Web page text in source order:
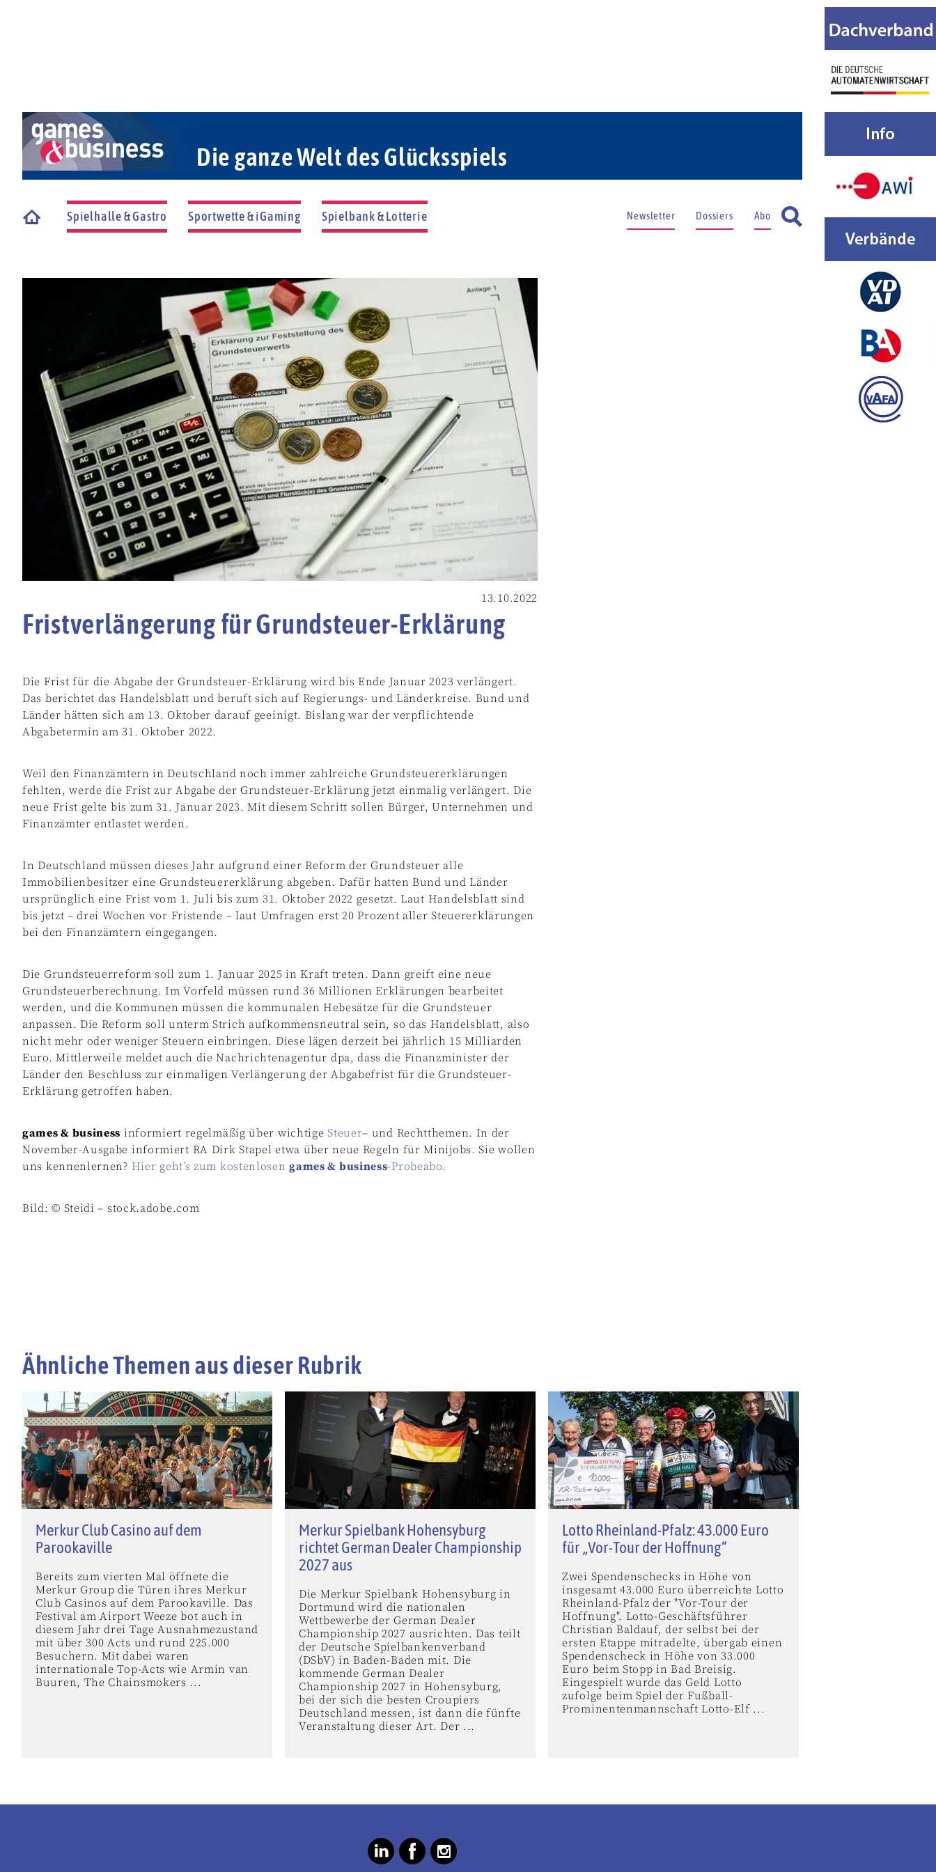
Die ganze Welt des Glücksspiels
Spielhalle & Gastro Sportwette & iGaming Spielbank & Lotterie Newsletter Dossiers Abo
13.10.2022
Fristverlängerung für Grundsteuer-Erklärung
Die Frist für die Abgabe der Grundsteuer-Erklärung wird bis Ende Januar 2023 verlängert.
Das berichtet das Handelsblatt und beruft sich auf Regierungs- und Länderkreise. Bund und
Länder hätten sich am 13. Oktober darauf geeinigt. Bislang war der verpflichtende
Abgabetermin am 31. Oktober 2022.
Weil den Finanzämtern in Deutschland noch immer zahlreiche Grundsteuererklärungen
fehlten, werde die Frist zur Abgabe der Grundsteuer-Erklärung jetzt einmalig verlängert. Die
neue Frist gelte bis zum 31. Januar 2023. Mit diesem Schritt sollen Bürger, Unternehmen und
Finanzämter entlastet werden.
In Deutschland müssen dieses Jahr aufgrund einer Reform der Grundsteuer alle
Immobilienbesitzer eine Grundsteuererklärung abgeben. Dafür hatten Bund und Länder
ursprünglich eine Frist vom 1. Juli bis zum 31. Oktober 2022 gesetzt. Laut Handelsblatt sind
bis jetzt – drei Wochen vor Fristende – laut Umfragen erst 20 Prozent aller Steuererklärungen
bei den Finanzämtern eingegangen.
Die Grundsteuerreform soll zum 1. Januar 2025 in Kraft treten. Dann greift eine neue
Grundsteuerberechnung. Im Vorfeld müssen rund 36 Millionen Erklärungen bearbeitet
werden, und die Kommunen müssen die kommunalen Hebesätze für die Grundsteuer
anpassen. Die Reform soll unterm Strich aufkommensneutral sein, so das Handelsblatt, also
nicht mehr oder weniger Steuern einbringen. Diese lägen derzeit bei jährlich 15 Milliarden
Euro. Mittlerweile meldet auch die Nachrichtenagentur dpa, dass die Finanzminister der
Länder den Beschluss zur einmaligen Verlängerung der Abgabefrist für die Grundsteuer-
Erklärung getroffen haben.
games & business informiert regelmäßig über wichtigeSteuer– und Rechtthemen. In der
November-Ausgabe informiert RA Dirk Stapel etwa über neue Regeln für Minijobs. Sie wollen
uns kennenlernen? Hier geht’s zum kostenlosengames & business-Probeabo.
Bild: © Steidi – stock.adobe.com
Ähnliche Themen aus dieser Rubrik
Merkur Club Casino auf dem
Parookaville
Bereits zum vierten Mal öffnete die
Merkur Group die Türen ihres Merkur
Club Casinos auf dem Parookaville. Das
Festival am Airport Weeze bot auch in
diesem Jahr drei Tage Ausnahmezustand
mit über 300 Acts und rund 225.000
Besuchern. Mit dabei waren
internationale Top-Acts wie Armin van
Buuren, The Chainsmokers ...
Merkur Spielbank Hohensyburg
richtet German Dealer Championship
2027 aus
Die Merkur Spielbank Hohensyburg in
Dortmund wird die nationalen
Wettbewerbe der German Dealer
Championship 2027 ausrichten. Das teilt
der Deutsche Spielbankenverband
(DSbV) in Baden-Baden mit. Die
kommende German Dealer
Championship 2027 in Hohensyburg,
bei der sich die besten Croupiers
Deutschland messen, ist dann die fünfte
Veranstaltung dieser Art. Der ...
Lotto Rheinland-Pfalz: 43.000 Euro
für „Vor-Tour der Hoffnung“
Zwei Spendenschecks in Höhe von
insgesamt 43.000 Euro überreichte Lotto
Rheinland-Pfalz der "Vor-Tour der
Hoffnung". Lotto-Geschäftsführer
Christian Baldauf, der selbst bei der
ersten Etappe mitradelte, übergab einen
Spendenscheck in Höhe von 33.000
Euro beim Stopp in Bad Breisig.
Eingespielt wurde das Geld Lotto
zufolge beim Spiel der Fußball-
Prominentenmannschaft Lotto-Elf ...